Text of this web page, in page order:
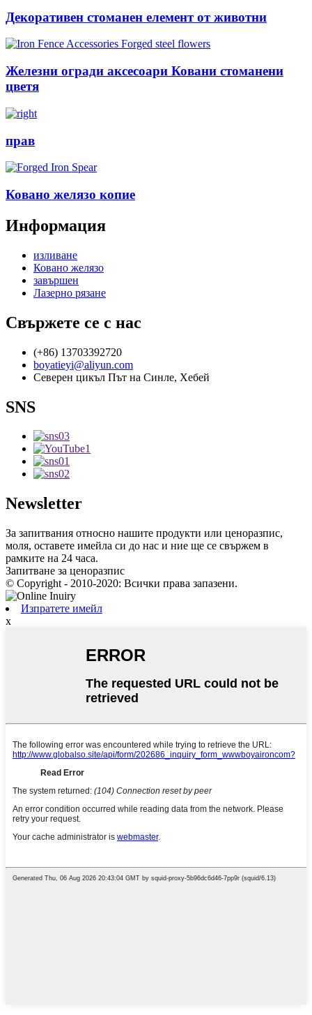
Декоративен стоманен елемент от животни
Железни огради аксесоари Ковани стоманени
цветя
прав
Ковано желязо копие
Информация
изливане
Ковано желязо
завършен
Лазерно рязане
Свържете се с нас
(+86) 13703392720
boyatieyi@aliyun.com
Северен цикъл Път на Синле, Хебей
SNS
Newsletter
За запитвания относно нашите продукти или ценоразпис,
моля, оставете имейла си до нас и ние ще се свържем в
рамките на 24 часа.
Запитване за ценоразпис
© Copyright - 2010-2020: Всички права запазени.
Изпратете имейл
x